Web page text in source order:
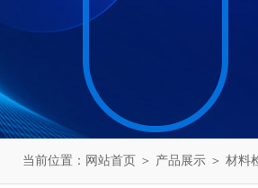
当前位置： 网站首页 ＞ 产品展示 ＞ 材料